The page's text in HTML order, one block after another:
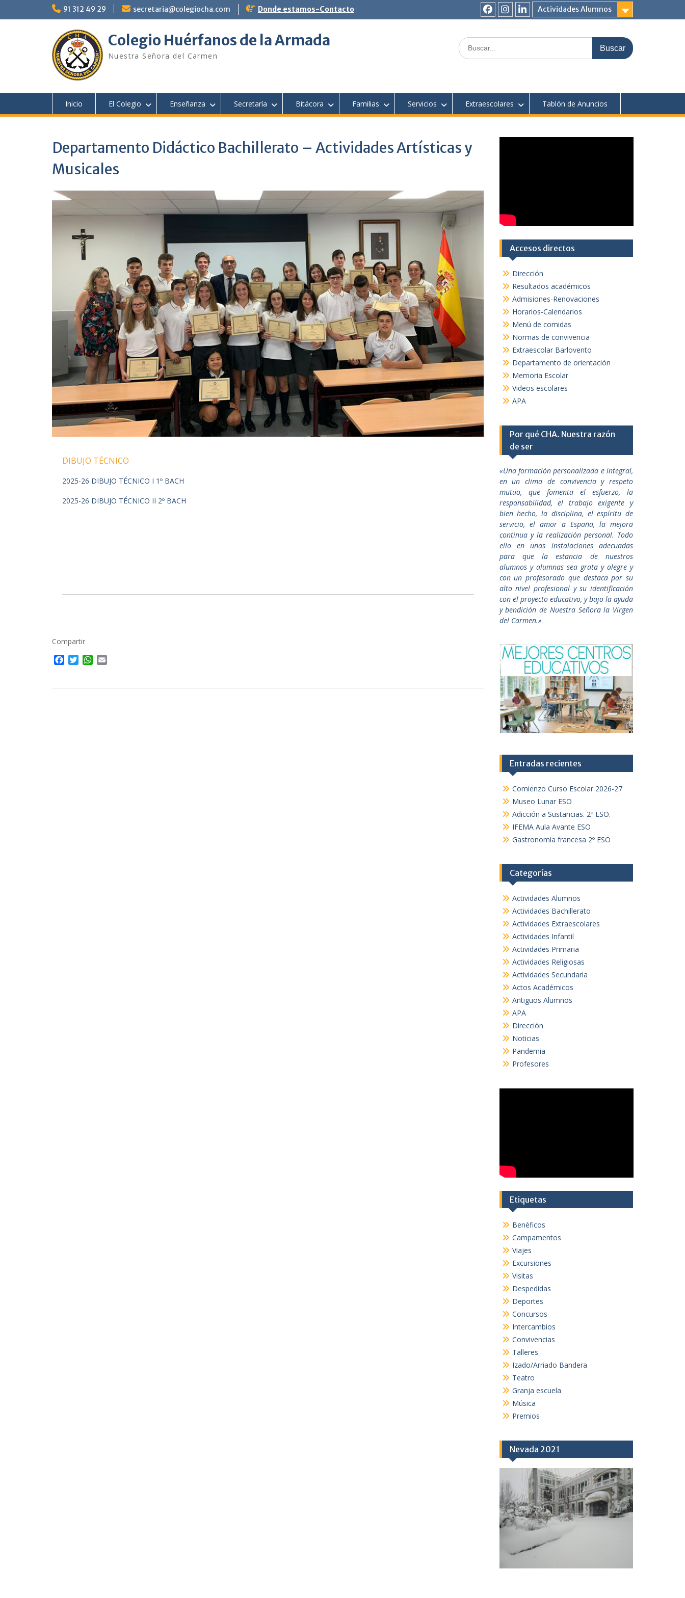
91 312 49 29 secretaria@colegiocha.com Donde estamos-Contacto
Actividades Alumnos
FacebookInstagram
Linkedin
Colegio Huérfanos de la Armada
Nuestra Señora del Carmen
Buscar:
Inicio El Colegio Enseñanza Secretaría Bitácora Familias Servicios Extraescolares Tablón de Anuncios
Departamento Didáctico Bachillerato – Actividades Artísticas y
Musicales
DIBUJO TÉCNICO
2025-26 DIBUJO TÉCNICO I 1º BACH
2025-26 DIBUJO TÉCNICO II 2º BACH
Compartir
e
t
W
t
i
Accesos directos
Dirección
Resultados académicos
Admisiones-Renovaciones
Horarios-Calendarios
Menú de comidas
Normas de convivencia
Extraescolar Barlovento
Departamento de orientación
Memoria Escolar
Videos escolares
APA
Por qué CHA. Nuestra razón
de ser
«Una formación personalizada e integral,
en un clima de convivencia y respeto
mutuo, que fomenta el esfuerzo, la
responsabilidad, el trabajo exigente y
bien hecho, la disciplina, el espíritu de
servicio, el amor a España, la mejora
continua y la realización personal. Todo
ello en unas instalaciones adecuadas
para que la estancia de nuestros
alumnos y alumnas sea grata y alegre y
con un profesorado que destaca por su
alto nivel profesional y su identificación
con el proyecto educativo, y bajo la ayuda
y bendición de Nuestra Señora la Virgen
del Carmen.»
Entradas recientes
Comienzo Curso Escolar 2026-27
Museo Lunar ESO
Adicción a Sustancias. 2º ESO.
IFEMA Aula Avante ESO
Gastronomía francesa 2º ESO
Categorías
Actividades Alumnos
Actividades Bachillerato
Actividades Extraescolares
Actividades Infantil
Actividades Primaria
Actividades Religiosas
Actividades Secundaria
Actos Académicos
Antiguos Alumnos
APA
Dirección
Noticias
Pandemia
Profesores
Etiquetas
Benéficos
Campamentos
Viajes
Excursiones
Visitas
Despedidas
Deportes
Concursos
Intercambios
Convivencias
Talleres
Izado/Arriado Bandera
Teatro
Granja escuela
Música
Premios
Nevada 2021